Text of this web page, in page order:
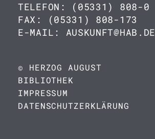
TELEFON: (05331) 808-0
FAX: (05331) 808-173
E-MAIL: AUSKUNFT@HAB.DE
© HERZOG AUGUST
BIBLIOTHEK
IMPRESSUM
DATENSCHUTZERKLÄRUNG